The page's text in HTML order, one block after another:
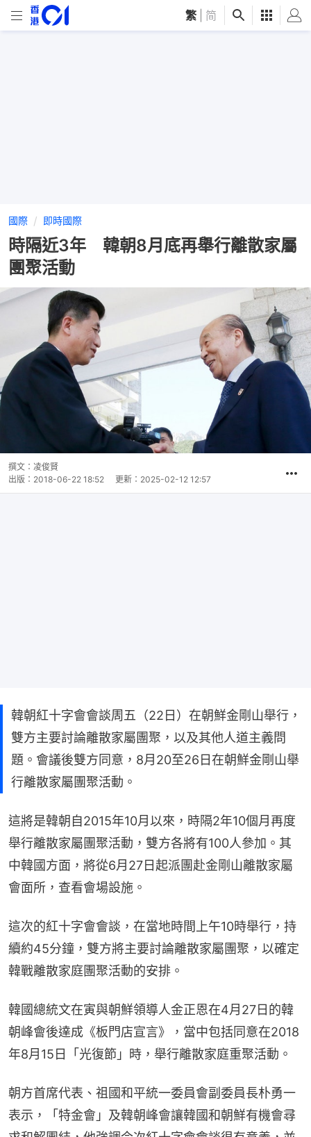
繁 简
國際 即時國際
時隔近3年 韓朝8月底再舉行離散家屬
團聚活動
撰文： 凌俊賢
出版： 2018-06-22 18:52 更新： 2025-02-12 12:57
韓朝紅十字會會談周五（22日）在朝鮮金剛山舉行，
雙方主要討論離散家屬團聚，以及其他人道主義問
題。會議後雙方同意，8月20至26日在朝鮮金剛山舉
行離散家屬團聚活動。
這將是韓朝自2015年10月以來，時隔2年10個月再度
舉行離散家屬團聚活動，雙方各將有100人參加。其
中韓國方面，將從6月27日起派團赴金剛山離散家屬
會面所，查看會場設施。
這次的紅十字會會談，在當地時間上午10時舉行，持
續約45分鐘，雙方將主要討論離散家屬團聚，以確定
韓戰離散家庭團聚活動的安排。
韓國總統文在寅與朝鮮領導人金正恩在4月27日的韓
朝峰會後達成《板門店宣言》，當中包括同意在2018
年8月15日「光復節」時，舉行離散家庭重聚活動。
朝方首席代表、祖國和平統一委員會副委員長朴勇一
表示，「特金會」及韓朝峰會讓韓國和朝鮮有機會尋